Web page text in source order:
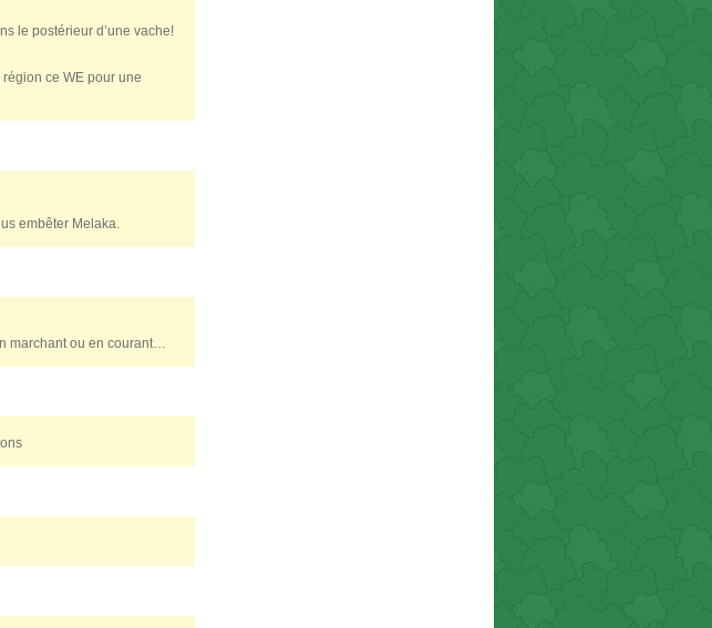
le postérieur d’une vache!
région ce WE pour une
embêter Melaka.
marchant ou en courant…